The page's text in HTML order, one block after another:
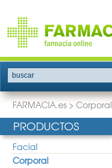
buscar
FARMACIA.es > Corporal
PRODUCTOS
Facial
Corporal